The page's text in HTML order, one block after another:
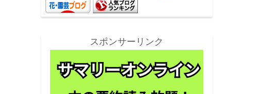
スポンサーリンク